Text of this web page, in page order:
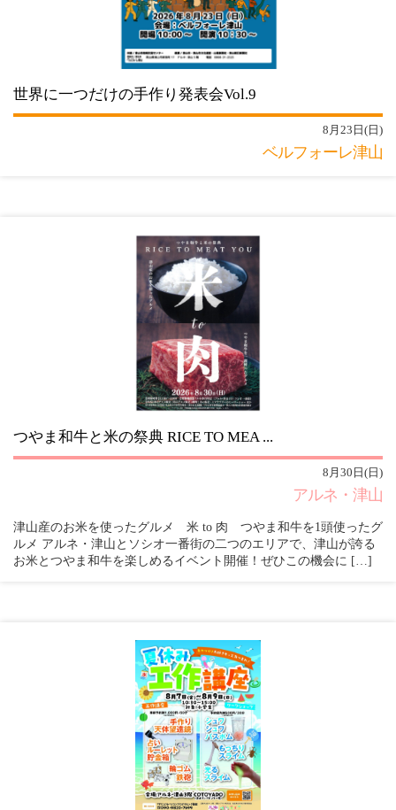
世界に一つだけの手作り発表会Vol.9
8月23日(日)
ベルフォーレ津山
つやま和牛と米の祭典 RICE TO MEA ...
8月30日(日)
アルネ・津山
津山産のお米を使ったグルメ 米 to 肉 つやま和牛を1頭使ったグ
ルメ アルネ・津山とソシオ一番街の二つのエリアで、津山が誇る
お米とつやま和牛を楽しめるイベント開催！ぜひこの機会に […]